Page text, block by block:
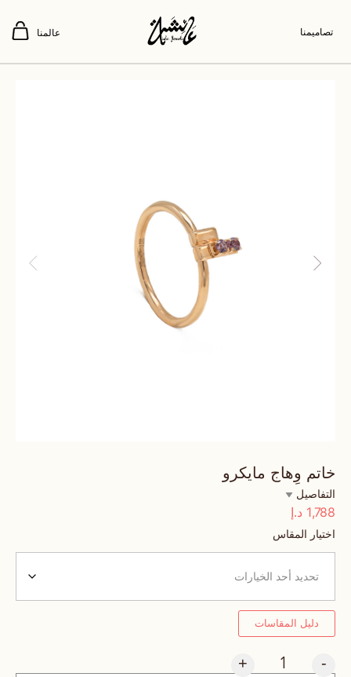
تصاميمنا عالمنا
خاتم وِهاج مايكرو
التفاصيل
1,788 د.إ
اختيار المقاس
دليل المقاسات
-
+